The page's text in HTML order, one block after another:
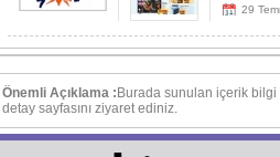
29
Önemli Açıklama : Burada sunulan içerik bilgi
detay sayfasını ziyaret ediniz.